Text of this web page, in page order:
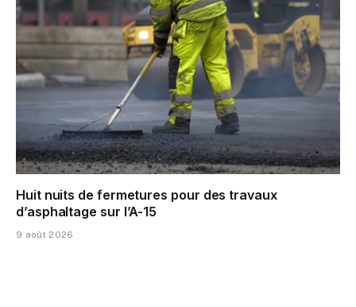
Huit nuits de fermetures pour des travaux
d’asphaltage sur l’A-15
9 août 2026